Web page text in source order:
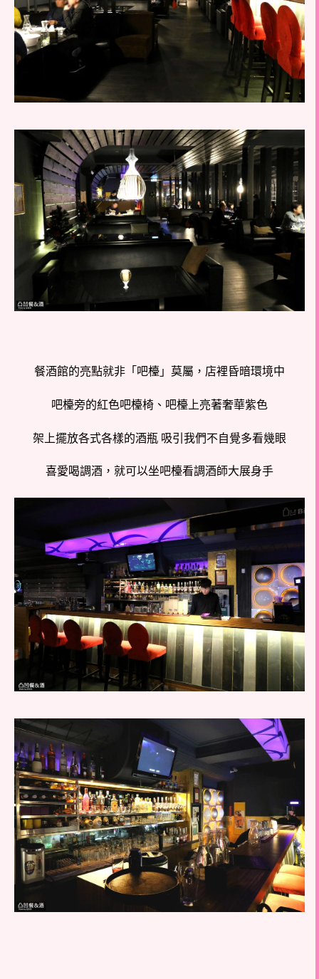
餐酒館的亮點就非「吧檯」莫屬， 店裡昏暗環境中
吧檯旁的紅色吧檯椅、吧檯上亮著奢華紫色
架上擺放各式各樣的酒瓶 吸引我們不自覺多看幾眼
喜愛喝調酒，就可以坐吧檯看調酒師大展身手